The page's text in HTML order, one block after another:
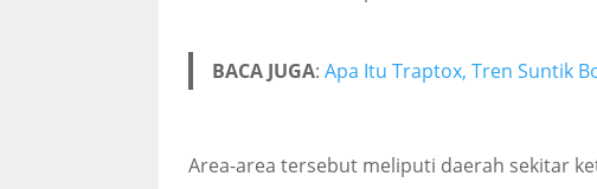
BACA JUGA:Apa Itu Traptox, Tren Suntik
Area-area tersebut meliputi daerah sekitar